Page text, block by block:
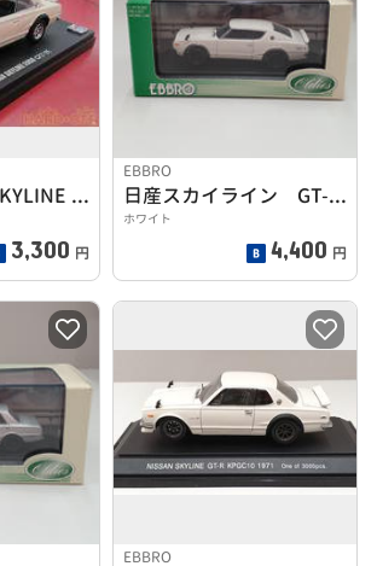
1/43 NISSAN SKYLINE 2000 GT-R
3,300 円
EBBRO
日産スカイライン GT-R KPGC110
ホワイト
4,400 円
EBBRO